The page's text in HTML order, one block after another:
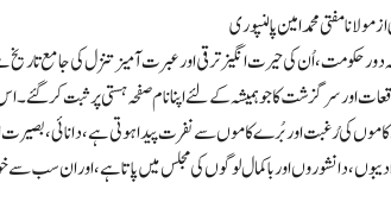
مفتی محمدامین پالنپوری
حکومت، اُن کی حیرت انگیز ترقی اور عبرت آمیز تنزل کی جامع
اور سرگزشت کا جو ہمیشہ کے لئے اپنا نام صفحہ ہستی پر ثبت کر
کی رُغبت اور بُرے کاموں سے نفرت پیدا ہوتی ہے، دانائی، بصیرت
دانشوروں اور باکمال لوگوں کی مجلس میں پاتا ہے، اور ان سب